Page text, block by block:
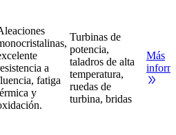
a
fatiga
y
Turbinas de
potencia,
taladros de alta
temperatura,
ruedas de
turbina, bridas
Más